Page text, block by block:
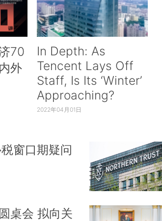
70
外
In Depth: As
Tencent Lays Off
Staff, Is Its ‘Winter’
Approaching?
2022年04月01日
窗口期疑问
桌会 拟向关